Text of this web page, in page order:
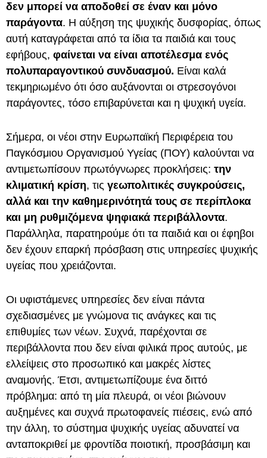
δεν μπορεί να αποδοθεί σε έναν και μόνο
παράγοντα. Η αύξηση της ψυχικής δυσφορίας, όπως
αυτή καταγράφεται από τα ίδια τα παιδιά και τους
εφήβους, φαίνεται να είναι αποτέλεσμα ενός
πολυπαραγοντικού συνδυασμού. Είναι καλά
τεκμηριωμένο ότι όσο αυξάνονται οι στρεσογόνοι
παράγοντες, τόσο επιβαρύνεται και η ψυχική υγεία.
Σήμερα, οι νέοι στην Ευρωπαϊκή Περιφέρεια του
Παγκόσμιου Οργανισμού Υγείας (ΠΟΥ) καλούνται να
αντιμετωπίσουν πρωτόγνωρες προκλήσεις: την
κλιματική κρίση, τις γεωπολιτικές συγκρούσεις,
αλλά και την καθημερινότητά τους σε περίπλοκα
και μη ρυθμιζόμενα ψηφιακά περιβάλλοντα.
Παράλληλα, παρατηρούμε ότι τα παιδιά και οι έφηβοι
δεν έχουν επαρκή πρόσβαση στις υπηρεσίες ψυχικής
υγείας που χρειάζονται.
Οι υφιστάμενες υπηρεσίες δεν είναι πάντα
σχεδιασμένες με γνώμονα τις ανάγκες και τις
επιθυμίες των νέων. Συχνά, παρέχονται σε
περιβάλλοντα που δεν είναι φιλικά προς αυτούς, με
ελλείψεις στο προσωπικό και μακρές λίστες
αναμονής. Έτσι, αντιμετωπίζουμε ένα διττό
πρόβλημα: από τη μία πλευρά, οι νέοι βιώνουν
αυξημένες και συχνά πρωτοφανείς πιέσεις, ενώ από
την άλλη, το σύστημα ψυχικής υγείας αδυνατεί να
ανταποκριθεί με φροντίδα ποιοτική, προσβάσιμη και